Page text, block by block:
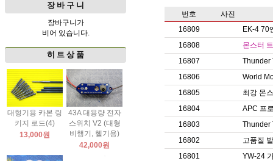
장 바 구 니
장바구니가
비어 있습니다.
히 트 상 품
대형기용 카본 링
키지 로드(4)
13,000원
43A 대용량 전자
스위치 V2 (대형
비행기, 헬기용)
42,000원
번호
사진
16809
EK-4 70
16808
몬스터
16807
Thunder
16806
World
16805
최강 몬
16804
APC 프
16803
Thunder
16802
고품질
16801
YW-24